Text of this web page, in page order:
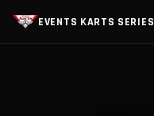
EVENTS KARTS SERIES